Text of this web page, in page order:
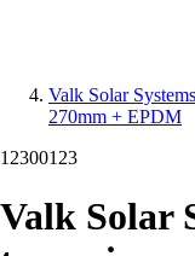
Valk Solar
270mm + EPDM
12300123
Valk Solar